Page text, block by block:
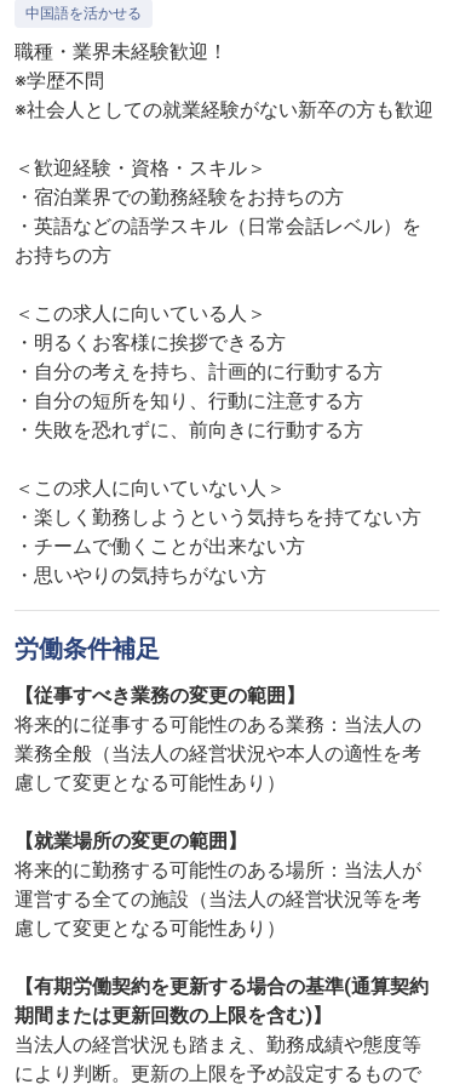
中国語を活かせる
職種・業界未経験歓迎！
※学歴不問
※社会人としての就業経験がない新卒の方も歓迎
＜歓迎経験・資格・スキル＞
・宿泊業界での勤務経験をお持ちの方
・英語などの語学スキル（日常会話レベル）を
お持ちの方
＜この求人に向いている人＞
・明るくお客様に挨拶できる方
・自分の考えを持ち、計画的に行動する方
・自分の短所を知り、行動に注意する方
・失敗を恐れずに、前向きに行動する方
＜この求人に向いていない人＞
・楽しく勤務しようという気持ちを持てない方
・チームで働くことが出来ない方
・思いやりの気持ちがない方
労働条件補足
【従事すべき業務の変更の範囲】
将来的に従事する可能性のある業務：当法人の
業務全般（当法人の経営状況や本人の適性を考
慮して変更となる可能性あり）
【就業場所の変更の範囲】
将来的に勤務する可能性のある場所：当法人が
運営する全ての施設（当法人の経営状況等を考
慮して変更となる可能性あり）
【有期労働契約を更新する場合の基準(通算契約
期間または更新回数の上限を含む)】
当法人の経営状況も踏まえ、勤務成績や態度等
により判断。更新の上限を予め設定するもので